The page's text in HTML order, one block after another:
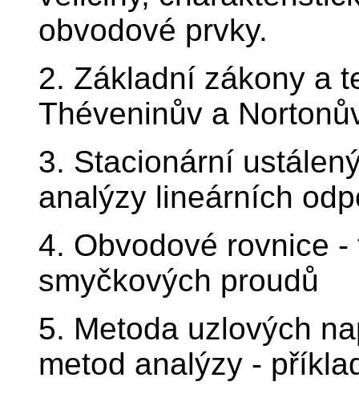
obvodové prvky.
2. Základní zákony a
Théveninův a
3. Stacionární
analýzy lineárních
4. Obvodové rovnice
smyčkových proudů
5. Metoda uzlových
metod analýzy -